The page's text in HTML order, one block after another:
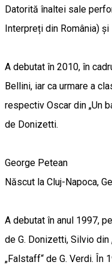
Datorită înaltei sale
Interpreți din România)
A debutat în 2010, în
Bellini, iar ca urmare a
respectiv Oscar din „Un
de Donizetti.
George Petean
Născut la Cluj-Napoca,
A debutat în anul 1997,
de G. Donizetti, Silvio din
„Falstaff“ de G. Verdi. În